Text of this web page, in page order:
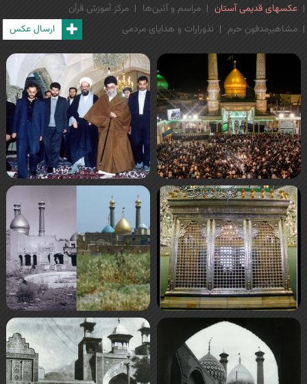
عکسهای قدیمی آستان
مراسم و آئین‌ها
مرکز آموزش قرآن
مشاهیرمدفون حرم
نذورارات و هدایای مردمی ارسال عکس